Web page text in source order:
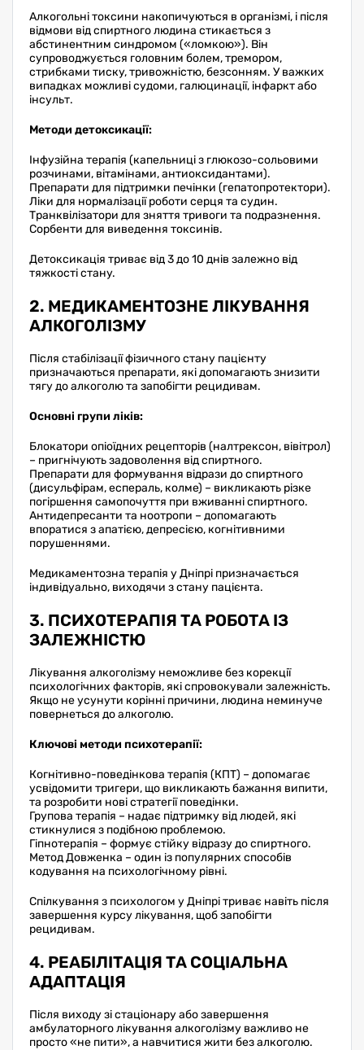
Алкогольні токсини накопичуються в організмі, і після
відмови від спиртного людина стикається з
абстинентним синдромом («ломкою»). Він
супроводжується головним болем, тремором,
стрибками тиску, тривожністю, безсонням. У важких
випадках можливі судоми, галюцинації, інфаркт або
інсульт.
Методи детоксикації:
Інфузійна терапія (капельниці з глюкозо-сольовими
розчинами, вітамінами, антиоксидантами).
Препарати для підтримки печінки (гепатопротектори).
Ліки для нормалізації роботи серця та судин.
Транквілізатори для зняття тривоги та подразнення.
Сорбенти для виведення токсинів.
Детоксикація триває від 3 до 10 днів залежно від
тяжкості стану.
2. МЕДИКАМЕНТОЗНЕ ЛІКУВАННЯ
АЛКОГОЛІЗМУ
Після стабілізації фізичного стану пацієнту
призначаються препарати, які допомагають знизити
тягу до алкоголю та запобігти рецидивам.
Основні групи ліків:
Блокатори опіоїдних рецепторів (налтрексон, вівітрол)
– пригнічують задоволення від спиртного.
Препарати для формування відрази до спиртного
(дисульфірам, еспераль, колме) – викликають різке
погіршення самопочуття при вживанні спиртного.
Антидепресанти та ноотропи – допомагають
впоратися з апатією, депресією, когнітивними
порушеннями.
Медикаментозна терапія у Дніпрі призначається
індивідуально, виходячи з стану пацієнта.
3. ПСИХОТЕРАПІЯ ТА РОБОТА ІЗ
ЗАЛЕЖНІСТЮ
Лікування алкоголізму неможливе без корекції
психологічних факторів, які спровокували залежність.
Якщо не усунути корінні причини, людина неминуче
повернеться до алкоголю.
Ключові методи психотерапії:
Когнітивно-поведінкова терапія (КПТ) – допомагає
усвідомити тригери, що викликають бажання випити,
та розробити нові стратегії поведінки.
Групова терапія – надає підтримку від людей, які
стикнулися з подібною проблемою.
Гіпнотерапія – формує стійку відразу до спиртного.
Метод Довженка – один із популярних способів
кодування на психологічному рівні.
Спілкування з психологом у Дніпрі триває навіть після
завершення курсу лікування, щоб запобігти
рецидивам.
4. РЕАБІЛІТАЦІЯ ТА СОЦІАЛЬНА
АДАПТАЦІЯ
Після виходу зі стаціонару або завершення
амбулаторного лікування алкоголізму важливо не
просто «не пити», а навчитися жити без алкоголю.